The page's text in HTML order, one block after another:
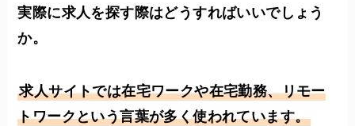
実際に求人を探す際はどうすればいいでしょう
か。
求人サイトでは在宅ワークや在宅勤務、リモー
トワークという言葉が多く使われています。